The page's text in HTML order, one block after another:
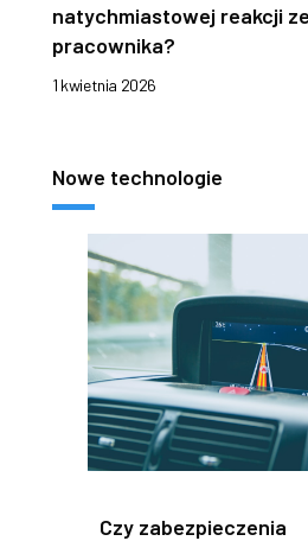
natychmiastowej reakcji
pracownika?
1 kwietnia 2026
Nowe technologie
Czy zabezpieczenia